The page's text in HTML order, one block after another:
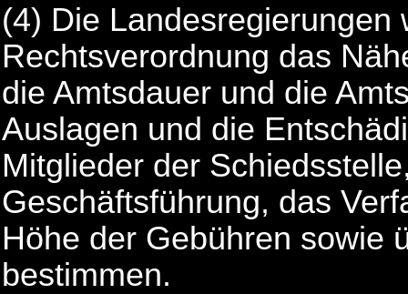
(4) Die
Rechtsverordnung das
die Amtsdauer und die
Auslagen und die
Mitglieder der
Geschäftsführung, das
Höhe der Gebühren sowie
bestimmen.